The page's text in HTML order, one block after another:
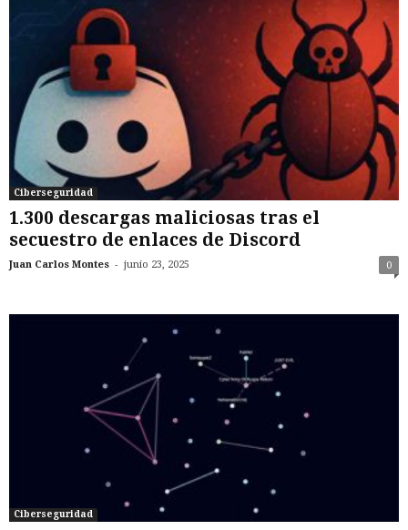
Ciberseguridad
1.300 descargas maliciosas tras el
secuestro de enlaces de Discord
Juan Carlos Montes - junio 23, 2025 0
Ciberseguridad